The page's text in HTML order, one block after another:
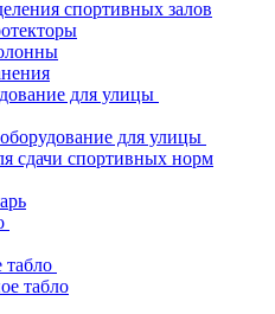
спортивных залов
для улицы
для улицы
сдачи спортивных норм
табло
табло